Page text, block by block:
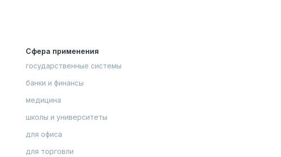
Сфера применения
государственные системы
банки и финансы
медицина
школы и университеты
для офиса
для торговли